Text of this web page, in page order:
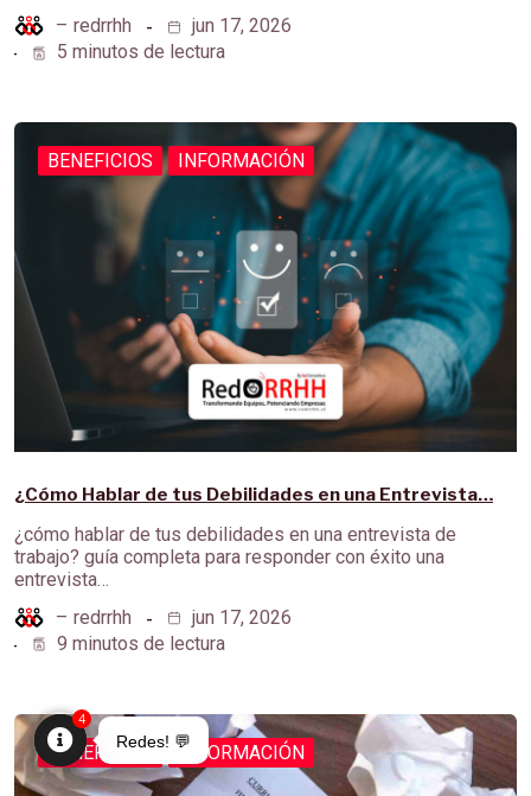
– redrrhh
jun 17, 2026
5 minutos de lectura
BENEFICIOS INFORMACIÓN
¿Cómo Hablar de tus Debilidades en una Entrevista…
¿cómo hablar de tus debilidades en una entrevista de
trabajo? guía completa para responder con éxito una
entrevista…
– redrrhh
jun 17, 2026
9 minutos de lectura
BENEFICIOS INFORMACIÓN
Redes! 💬
Open
4